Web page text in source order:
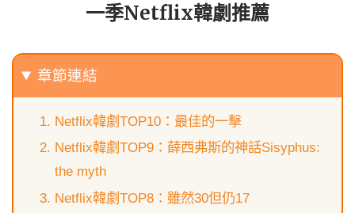
一季Netflix韓劇推薦
章節連結
Netflix韓劇TOP10：最佳的一擊
Netflix韓劇TOP9：薛西弗斯的神話Sisyphus:
the myth
Netflix韓劇TOP8：雖然30但仍17